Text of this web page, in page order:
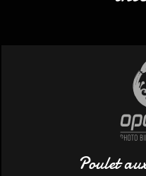
Poulet